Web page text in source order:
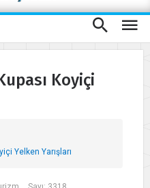
Koyiçi
Yelken Yarışları